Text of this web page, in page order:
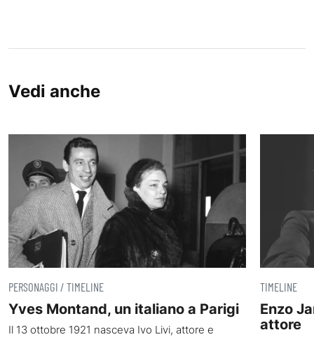
Vedi anche
PERSONAGGI / TIMELINE
Yves Montand, un italiano a Parigi
Il 13 ottobre 1921 nasceva Ivo Livi, attore e
TIMELINE
Enzo
attore